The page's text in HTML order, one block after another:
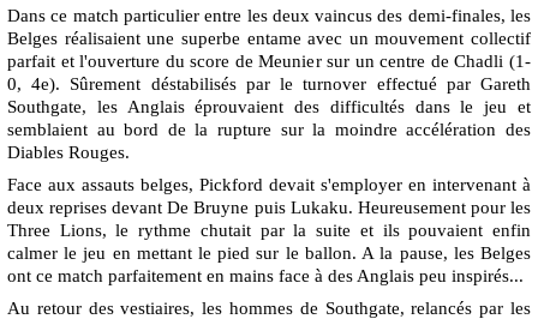
Dans ce match particulier entre les deux vaincus des demi-finales, les
Belges réalisaient une superbe entame avec un mouvement collectif
parfait et l'ouverture du score de Meunier sur un centre de Chadli (1-
0, 4e). Sûrement déstabilisés par le turnover effectué par Gareth
Southgate, les Anglais éprouvaient des difficultés dans le jeu et
semblaient au bord de la rupture sur la moindre accélération des
Diables Rouges.
Face aux assauts belges, Pickford devait s'employer en intervenant à
deux reprises devant De Bruyne puis Lukaku. Heureusement pour les
Three Lions, le rythme chutait par la suite et ils pouvaient enfin
calmer le jeu en mettant le pied sur le ballon. A la pause, les Belges
ont ce match parfaitement en mains face à des Anglais peu inspirés...
Au retour des vestiaires, les hommes de Southgate, relancés par les